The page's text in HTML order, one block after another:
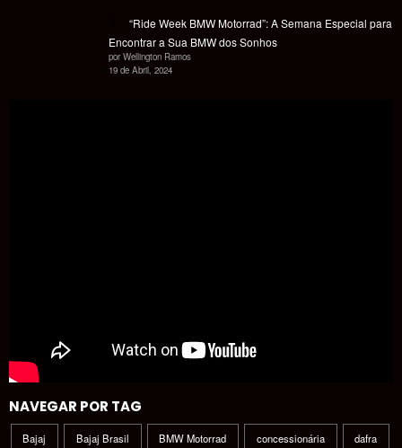
“Ride Week BMW Motorrad”: A Semana Especial para
Encontrar a Sua BMW dos Sonhos
por Wellington Ramos
19 de Abril, 2024
NAVEGAR POR TAG
Bajaj Bajaj Brasil BMW Motorrad concessionária dafra